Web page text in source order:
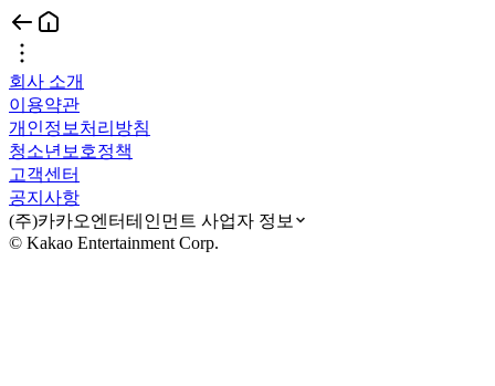
회사 소개
이용약관
개인정보처리방침
청소년보호정책
고객센터
공지사항
(주)카카오엔터테인먼트 사업자 정보
© Kakao Entertainment Corp.